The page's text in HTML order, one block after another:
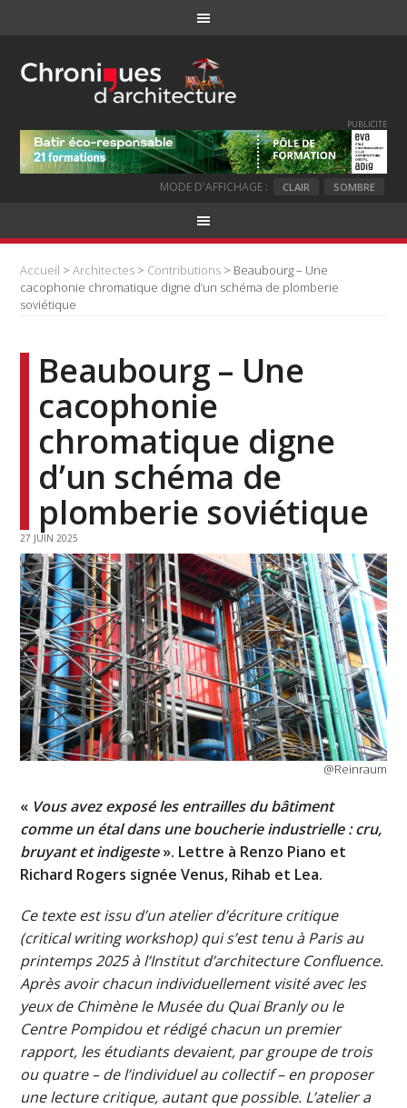
PUBLICITE
MODE D'AFFICHAGE : CLAIR SOMBRE
Accueil >Architectes > Contributions > Beaubourg – Une
cacophonie chromatique digne d’un schéma de plomberie
soviétique
Beaubourg – Une
cacophonie
chromatique digne
d’un schéma de
plomberie soviétique
27 JUIN 2025
@Reinraum
« Vous avez exposé les entrailles du bâtiment
comme un étal dans une boucherie industrielle : cru,
bruyant et indigeste». Lettre à Renzo Piano et
Richard Rogers signée Venus, Rihab et Lea.
Ce texte est issu d’un atelier d’écriture critique
(critical writing workshop) qui s’est tenu à Paris au
printemps 2025 à l’Institut d’architecture Confluence.
Après avoir chacun individuellement visité avec les
yeux de Chimène le Musée du Quai Branly ou le
Centre Pompidou et rédigé chacun un premier
rapport, les étudiants devaient, par groupe de trois
ou quatre – de l’individuel au collectif – en proposer
une lecture critique, autant que possible. L’atelier a